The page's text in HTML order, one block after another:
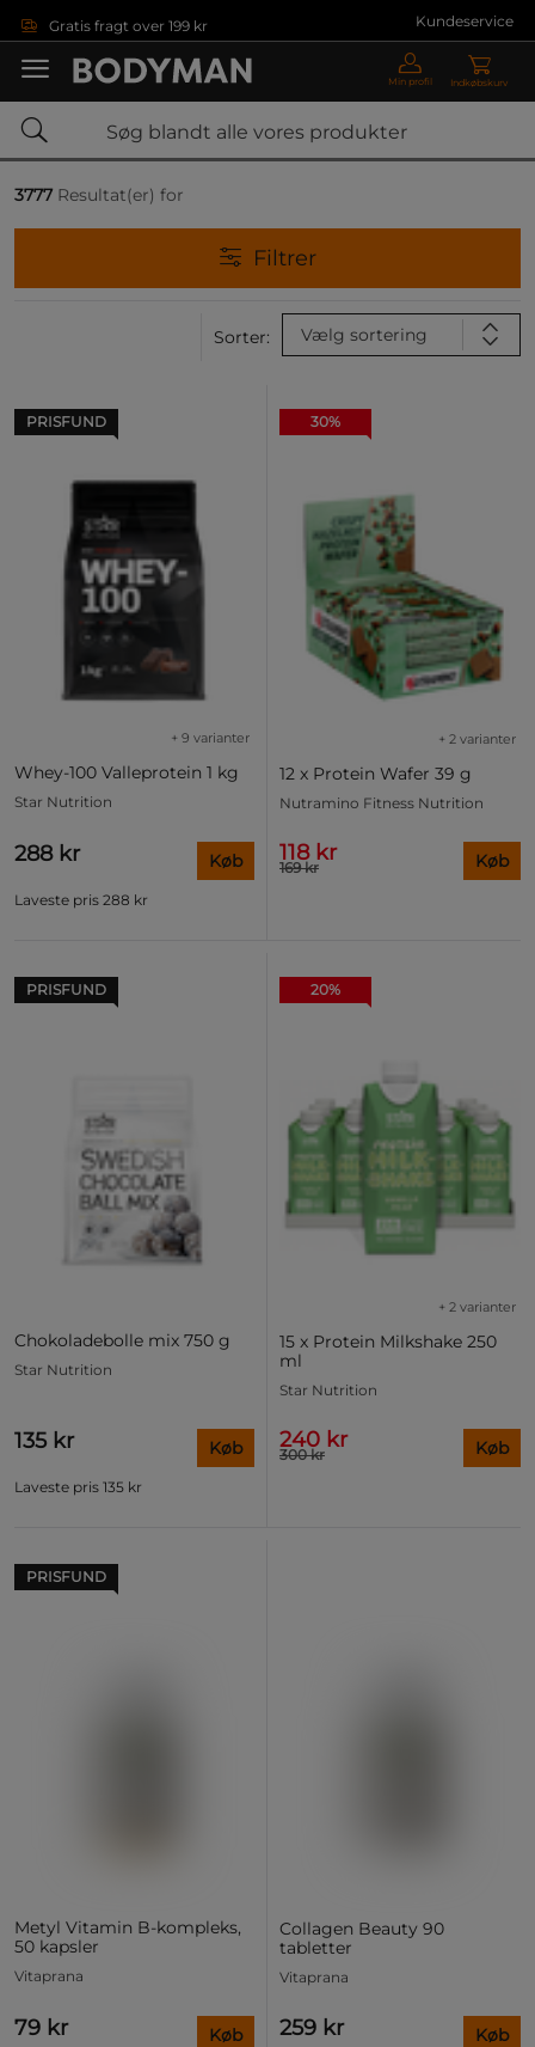
Gratis fragt over 199 kr Kundeservice
Min profil Indkøbskurv
3777 Resultat(er) for
Filtrer
Sorter: Vælg sortering
PRISFUND
Whey-100 Valleprotein 1 kg
+ 9 varianter
Star Nutrition
288 kr
Laveste pris 288 kr
Køb
30%
12 x Protein Wafer 39 g
+ 2 varianter
Nutramino Fitness Nutrition
118 kr
169 kr Køb
PRISFUND
Chokoladebolle mix 750 g
Star Nutrition
135 kr
Laveste pris 135 kr
Køb
20%
15 x Protein Milkshake 250
ml
+ 2 varianter
Star Nutrition
240 kr
300 kr Køb
PRISFUND
Metyl Vitamin B-kompleks,
50 kapsler
Vitaprana
79 kr Køb
Collagen Beauty 90
tabletter
Vitaprana
259 kr Køb